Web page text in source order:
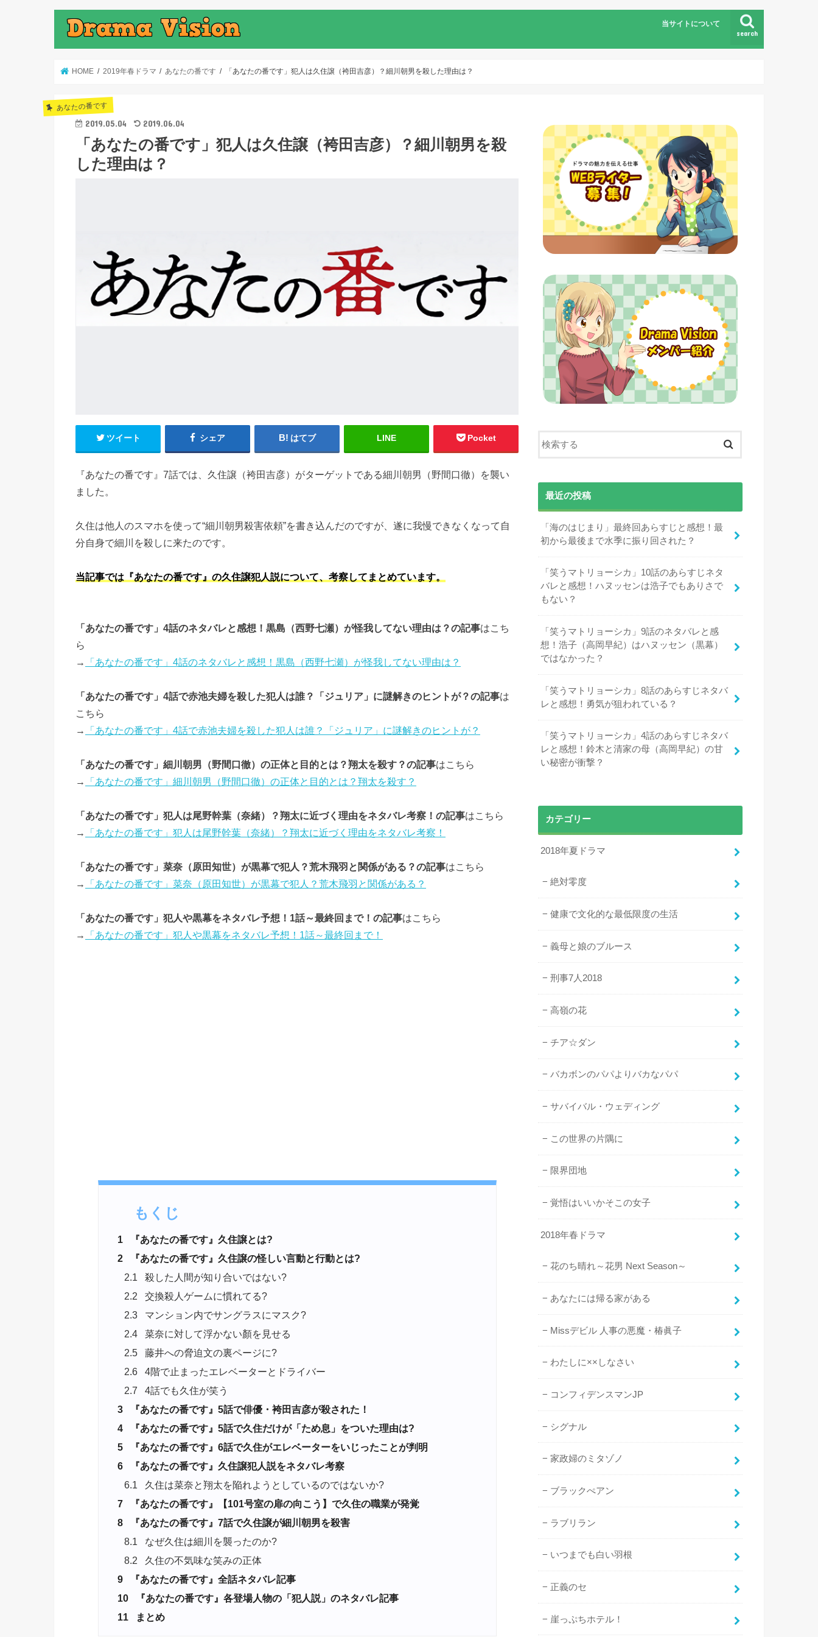
search
当サイトについて
HOME 2019年春ドラマ あなたの番です 「あなたの番です」犯人は久住譲（袴田吉彦）？細川朝男を殺した理由は？
あなたの番です
2019.05.04 2019.06.04
「あなたの番です」犯人は久住譲（袴田吉彦）？細川朝男を殺
した理由は？
ツイート シェア はてブ LINE Pocket
『あなたの番です』7話では、久住譲（袴田吉彦）がターゲットである細川朝男（野間口徹）を襲い
ました。
久住は他人のスマホを使って“細川朝男殺害依頼”を書き込んだのですが、遂に我慢できなくなって自
分自身で細川を殺しに来たのです。
当記事では『あなたの番です』の久住譲犯人説について、考察してまとめています。
「あなたの番です」4話のネタバレと感想！黒島（西野七瀬）が怪我してない理由は？の記事はこち
ら
→
「あなたの番です」4話のネタバレと感想！黒島（西野七瀬）が怪我してない理由は？
「あなたの番です」4話で赤池夫婦を殺した犯人は誰？「ジュリア」に謎解きのヒントが？の記事は
こちら
→
「あなたの番です」4話で赤池夫婦を殺した犯人は誰？「ジュリア」に謎解きのヒントが？
「あなたの番です」細川朝男（野間口徹）の正体と目的とは？翔太を殺す？の記事はこちら
→
「あなたの番です」細川朝男（野間口徹）の正体と目的とは？翔太を殺す？
「あなたの番です」犯人は尾野幹葉（奈緒）？翔太に近づく理由をネタバレ考察！の記事はこちら
→
「あなたの番です」犯人は尾野幹葉（奈緒）？翔太に近づく理由をネタバレ考察！
「あなたの番です」菜奈（原田知世）が黒幕で犯人？荒木飛羽と関係がある？の記事はこちら
→
「あなたの番です」菜奈（原田知世）が黒幕で犯人？荒木飛羽と関係がある？
「あなたの番です」犯人や黒幕をネタバレ予想！1話～最終回まで！の記事はこちら
→
「あなたの番です」犯人や黒幕をネタバレ予想！1話～最終回まで！
もくじ
1
『あなたの番です』久住譲とは?
2
『あなたの番です』久住譲の怪しい言動と行動とは?
2.1
殺した人間が知り合いではない?
2.2
交換殺人ゲームに慣れてる?
2.3
マンション内でサングラスにマスク?
2.4
菜奈に対して浮かない顏を見せる
2.5
藤井への脅迫文の裏ページに?
2.6
4階で止まったエレベーターとドライバー
2.7
4話でも久住が笑う
3
『あなたの番です』5話で俳優・袴田吉彦が殺された！
4
『あなたの番です』5話で久住だけが「ため息」をついた理由は?
5
『あなたの番です』6話で久住がエレベーターをいじったことが判明
6
『あなたの番です』久住譲犯人説をネタバレ考察
6.1
久住は菜奈と翔太を陥れようとしているのではないか?
7
『あなたの番です』【101号室の扉の向こう】で久住の職業が発覚
8
『あなたの番です』7話で久住譲が細川朝男を殺害
8.1
なぜ久住は細川を襲ったのか?
8.2
久住の不気味な笑みの正体
9
『あなたの番です』全話ネタバレ記事
10
『あなたの番です』各登場人物の「犯人説」のネタバレ記事
11
まとめ
最近の投稿
「海のはじまり」最終回あらすじと感想！最
初から最後まで水季に振り回された？
「笑うマトリョーシカ」10話のあらすじネタ
バレと感想！ハヌッセンは浩子でもありさで
もない？
「笑うマトリョーシカ」9話のネタバレと感
想！浩子（高岡早紀）はハヌッセン（黒幕）
ではなかった？
「笑うマトリョーシカ」8話のあらすじネタバ
レと感想！勇気が狙われている？
「笑うマトリョーシカ」4話のあらすじネタバ
レと感想！鈴木と清家の母（高岡早紀）の甘
い秘密が衝撃？
カテゴリー
2018年夏ドラマ
絶対零度
健康で文化的な最低限度の生活
義母と娘のブルース
刑事7人2018
高嶺の花
チア☆ダン
バカボンのパパよりバカなパパ
サバイバル・ウェディング
この世界の片隅に
限界団地
覚悟はいいかそこの女子
2018年春ドラマ
花のち晴れ～花男 Next Season～
あなたには帰る家がある
Missデビル 人事の悪魔・椿眞子
わたしに××しなさい
コンフィデンスマンJP
シグナル
家政婦のミタゾノ
ブラックぺアン
ラブリラン
いつまでも白い羽根
正義のセ
崖っぷちホテル！